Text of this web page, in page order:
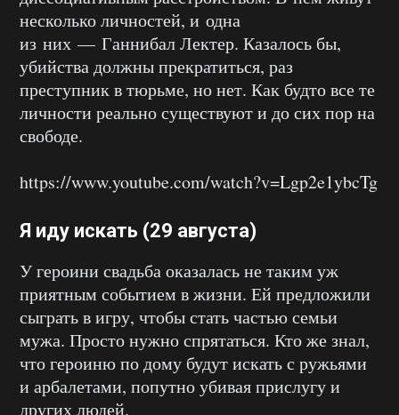
несколько личностей, и одна
из них — Ганнибал Лектер. Казалось бы,
убийства должны прекратиться, раз
преступник в тюрьме, но нет. Как будто все те
личности реально существуют и до сих пор на
свободе.
https://www.youtube.com/watch?v=Lgp2e1ybcTg
Я иду искать (29 августа)
У героини свадьба оказалась не таким уж
приятным событием в жизни. Ей предложили
сыграть в игру, чтобы стать частью семьи
мужа. Просто нужно спрятаться. Кто же знал,
что героиню по дому будут искать с ружьями
и арбалетами, попутно убивая прислугу и
других людей.